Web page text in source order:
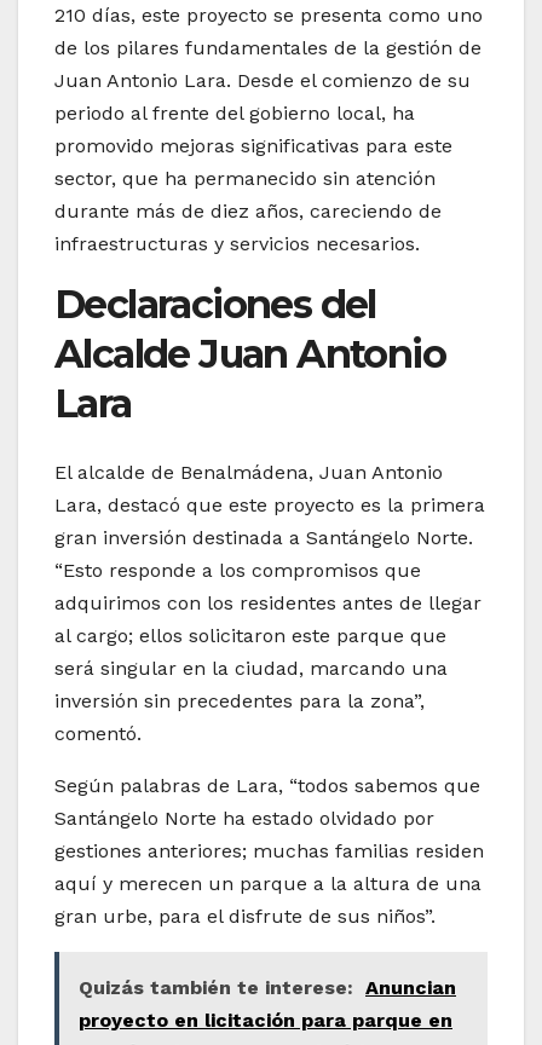
210 días, este proyecto se presenta como uno
de los pilares fundamentales de la gestión de
Juan Antonio Lara. Desde el comienzo de su
periodo al frente del gobierno local, ha
promovido mejoras significativas para este
sector, que ha permanecido sin atención
durante más de diez años, careciendo de
infraestructuras y servicios necesarios.
Declaraciones del
Alcalde Juan Antonio
Lara
El alcalde de Benalmádena, Juan Antonio
Lara, destacó que este proyecto es la primera
gran inversión destinada a Santángelo Norte.
“Esto responde a los compromisos que
adquirimos con los residentes antes de llegar
al cargo; ellos solicitaron este parque que
será singular en la ciudad, marcando una
inversión sin precedentes para la zona”,
comentó.
Según palabras de Lara, “todos sabemos que
Santángelo Norte ha estado olvidado por
gestiones anteriores; muchas familias residen
aquí y merecen un parque a la altura de una
gran urbe, para el disfrute de sus niños”.
Quizás también te interese: Anuncian
proyecto en licitación para parque en